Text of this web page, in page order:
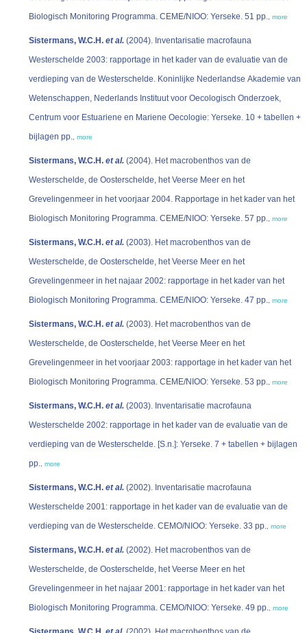
Biologisch Monitoring Programma. CEME/NIOO: Yerseke. 51 pp., more
Sistermans, W.C.H. et al. (2004). Inventarisatie macrofauna
Westerschelde 2003: rapportage in het kader van de evaluatie van de
verdieping van de Westerschelde. Koninlijke Nederlandse Akademie van
Wetenschappen, Nederlands Instituut voor Oecologisch Onderzoek,
Centrum voor Estuariene en Mariene Oecologie: Yerseke. 10 + tabellen +
bijlagen pp., more
Sistermans, W.C.H. et al. (2004). Het macrobenthos van de
Westerschelde, de Oosterschelde, het Veerse Meer en het
Grevelingenmeer in het voorjaar 2004. Rapportage in het kader van het
Biologisch Monitoring Programma. CEME/NIOO: Yerseke. 57 pp., more
Sistermans, W.C.H. et al. (2003). Het macrobenthos van de
Westerschelde, de Oosterschelde, het Veerse Meer en het
Grevelingenmeer in het najaar 2002: rapportage in het kader van het
Biologisch Monitoring Programma. CEME/NIOO: Yerseke. 47 pp., more
Sistermans, W.C.H. et al. (2003). Het macrobenthos van de
Westerschelde, de Oosterschelde, het Veerse Meer en het
Grevelingenmeer in het voorjaar 2003: rapportage in het kader van het
Biologisch Monitoring Programma. CEME/NIOO: Yerseke. 53 pp., more
Sistermans, W.C.H. et al. (2003). Inventarisatie macrofauna
Westerschelde 2002: rapportage in het kader van de evaluatie van de
verdieping van de Westerschelde. [S.n.]: Yerseke. 7 + tabellen + bijlagen
pp., more
Sistermans, W.C.H. et al. (2002). Inventarisatie macrofauna
Westerschelde 2001: rapportage in het kader van de evaluatie van de
verdieping van de Westerschelde. CEMO/NIOO: Yerseke. 33 pp., more
Sistermans, W.C.H. et al. (2002). Het macrobenthos van de
Westerschelde, de Oosterschelde, het Veerse Meer en het
Grevelingenmeer in het najaar 2001: rapportage in het kader van het
Biologisch Monitoring Programma. CEMO/NIOO: Yerseke. 49 pp., more